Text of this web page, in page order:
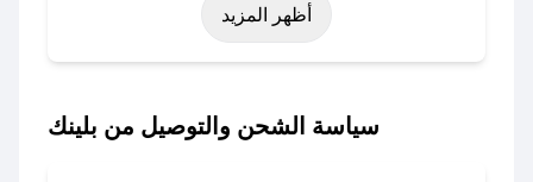
اليوم الوطني، يوم التأسيس، أو حتى عروض خاصة
باستخدام تطبيق صحصح، يمكنك العثور بسهولة على
أظهر المزيد
سياسة الشحن والتوصيل من بلينك